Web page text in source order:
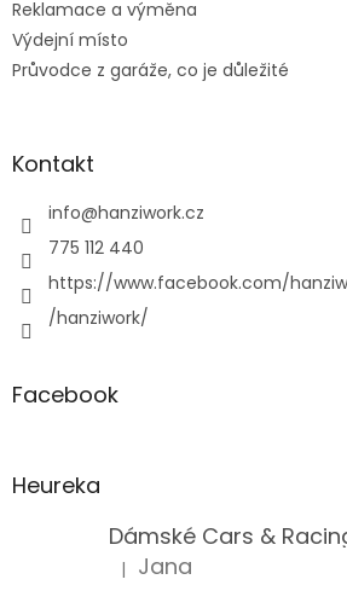
Reklamace a výměna
Výdejní místo
Průvodce z garáže, co je důležité
Kontakt
info@hanziwork.cz
775 112 440
https://www.facebook.com/
/hanziwork/
Facebook
Heureka
Hodnocení produktu je 5 z 5
| Jana